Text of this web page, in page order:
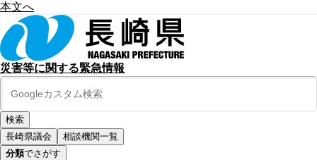
本文へ
災害等に関する緊急情報
長崎県議会
相談機関一覧
分類でさがす